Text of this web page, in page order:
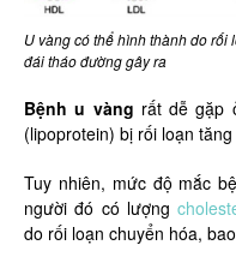
U vàng có thể hình thành do
đái tháo đường gây ra
Bệnh u vàng rất dễ gặp
(lipoprotein) bị rối loạn tăng
Tuy nhiên, mức độ mắc
người đó có lượng
do rối loạn chuyển hóa,